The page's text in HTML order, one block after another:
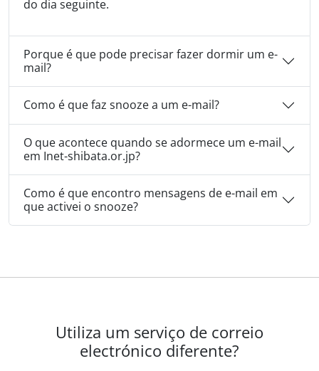
do dia seguinte.
Porque é que pode precisar fazer dormir um e-
mail?
Como é que faz snooze a um e-mail?
O que acontece quando se adormece um e-mail
em Inet-shibata.or.jp?
Como é que encontro mensagens de e-mail em
que activei o snooze?
Utiliza um serviço de correio
electrónico diferente?